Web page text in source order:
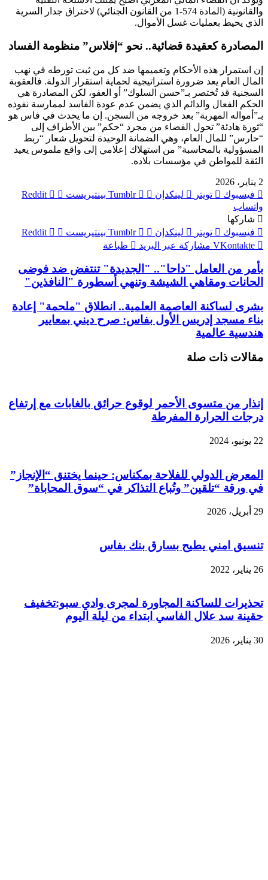
والقانونية (المادة 574-1 من القانون الجنائي) لاختراق جدار السرية
الذي يحيط بعمليات غسل الأموال.
المصادرة كعقيدة قضائية.. نحو “إفلاس” منظومة الفساد
إن استمرار هذه الأحكام وتعميمها ضد كل من ثبت تورطه في نهب
المال العام يعد ضرورة استراتيجية لحماية استقرار الدولة. فالعقوبة
السجنية قد تُختصر بـ”حسن السلوك” أو العفو، لكن المصادرة هي
الحكم الفعال والدائم الذي يضمن عدم عودة الفاسد لممارسة نفوذه
بـ”أمواله المهربة” بعد خروجه من السجن. إن ما يحدث في فاس هو
“ثورة هادئة” تحول القضاء من مجرد “حكم” بين الأطراف إلى
“حارس” للمال العام، وهي الضمانة الوحيدة لتحويل شعار “ربط
المسؤولية بالمحاسبة” من استهلاك إعلامي إلى واقع ملموس يعيد
الثقة للمواطن في مؤسسات بلاده.
2 يناير، 2026
فيسبوك
تويتر لينكدإن بينتيريست
واتساب
شاركها
فيسبوك
تويتر لينكدإن بينتيريست
مشاركة عبر البريد طباعة
بأمر من العامل "داحا".. "الجديدة" تنتفض ضد فوضى
الحانات ومقاهي الشيشة وتنهي أسطورة "النافذين"
بشرى لساكنة العاصمة العلمية.. انطلاق "ملحمة" إعادة
بناء مسجد إدريس الأول بفاس: صرح ديني بمعايير
هندسية عالمية
مقالات ذات صلة
إنذار من متسوى الأحمر لوقوع حرائق بالغابات مع إرتفاع
درجات الحرارة المفرطة
22 يونيو، 2024
المعرض الدولي للفلاحة بمكناس: حينما يختنق “الإنجاز”
في ورقة “تلقين” وتُباع التذاكر في “سوق المحاباة”
29 أبريل، 2026
تنسيق امني يطيح بسارق بنك بفاس
26 يناير، 2022
تحذيرات للساكنة المجاورة لمجرى وادي سبو:تخفيف
حقينة سد علال الفاسي ابتداء من ليلة اليوم
30 يناير، 2026